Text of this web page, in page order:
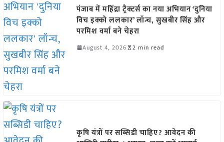
पंजाब में महिंद्रा ट्रैक्टर्स का नया अभियान ‘दुनिया
विच इक्को ललकार’ लॉन्च, सुखबीर सिंह और
परमिश वर्मा बने चेहरा
August 4, 2026 2 min read
कृषि यंत्रों पर सब्सिडी चाहिए? आवेदन की